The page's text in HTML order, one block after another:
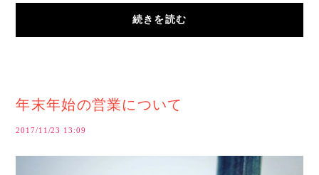
540円（税込）→500円（税込）に！■その2 まん...
続きを読む
年末年始の営業について
2017/11/23 13:09